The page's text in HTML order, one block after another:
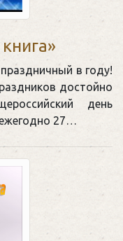
в году!
достойно
день
27…